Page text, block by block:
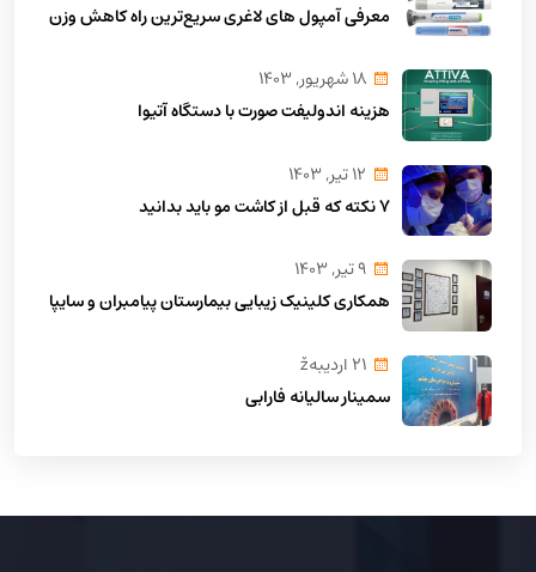
معرفی آمپول های لاغری سریع‌ترین راه کاهش وزن
18 شهريور, 1403
هزینه اندولیفت صورت با دستگاه آتیوا
12 تير, 1403
7 نکته که قبل از کاشت مو باید بدانید
9 تير, 1403
همکاری کلینیک زیبایی بیمارستان پیامبران و سایپا
21 ارديبهž
سمینار سالیانه فارابی